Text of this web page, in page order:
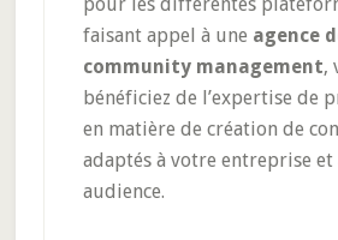
faisant appel à une agence
community management,
bénéficiez de l’expertise de
en matière de création de
adaptés à votre entreprise et
audience.